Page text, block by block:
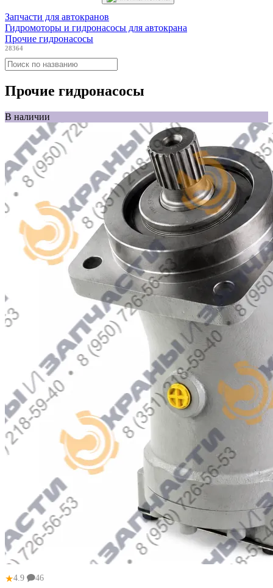
Запчасти для автокранов
Гидромоторы и гидронасосы для автокрана
Прочие гидронасосы
28364
Прочие гидронасосы
В наличии
★4.9 46